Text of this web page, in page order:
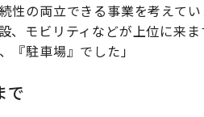
性の両立できる事業を考えて
、モビリティなどが上位に来
『駐車場』でした」
で